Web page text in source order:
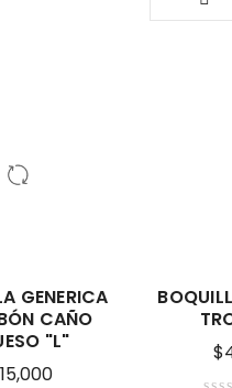
GENERICA
CAÑO
"L"
$